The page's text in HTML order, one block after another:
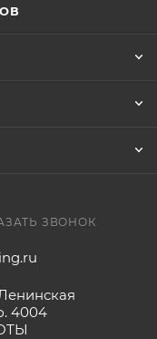
ЗВОНОК
4004